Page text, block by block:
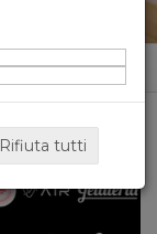
Rifiuta tutti